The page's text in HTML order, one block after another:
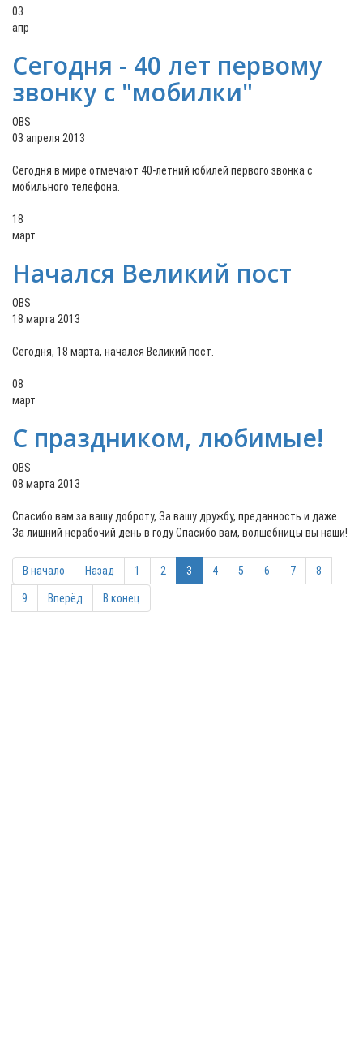
03
апр
Сегодня - 40 лет первому
звонку с "мобилки"
OBS
03 апреля 2013
Сегодня в мире отмечают 40-летний юбилей первого звонка с
мобильного телефона.
18
март
Начался Великий пост
OBS
18 марта 2013
Сегодня, 18 марта, начался Великий пост.
08
март
С праздником, любимые!
OBS
08 марта 2013
Спасибо вам за вашу доброту, За вашу дружбу, преданность и даже
За лишний нерабочий день в году Спасибо вам, волшебницы вы наши!
В начало Назад 1 2 3 4 5 6 7 8
9 Вперёд В конец